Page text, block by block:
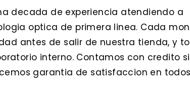
decada de experiencia atendiendo a
optica de primera linea. Cada
antes de salir de nuestra tienda, y
interno. Contamos con credito
garantia de satisfaccion en todos